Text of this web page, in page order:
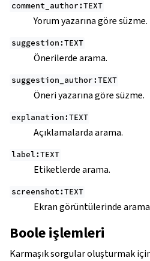
comment_author:TEXT
Yorum yazarına göre süzme.
suggestion:TEXT
Önerilerde arama.
suggestion_author:TEXT
Öneri yazarına göre süzme.
explanation:TEXT
Açıklamalarda arama.
label:TEXT
Etiketlerde arama.
screenshot:TEXT
Ekran görüntülerinde
Boole işlemleri
Karmaşık sorgular oluşturmak